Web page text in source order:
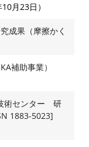
月23日
成果（摩擦かく
補助事業）
術センター 研
1883-5023]